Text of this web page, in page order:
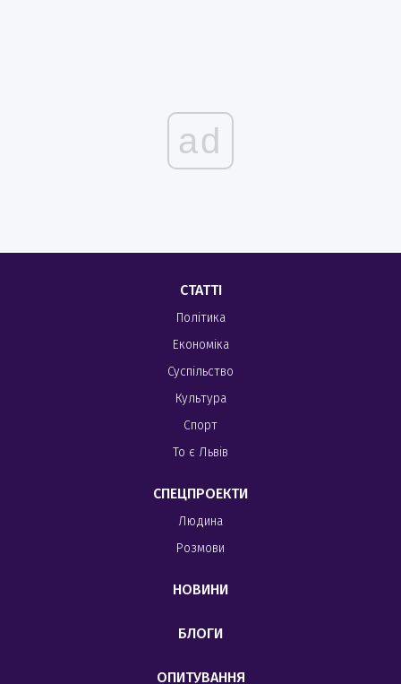
ad
СТАТТІ
Політика
Економіка
Суспільство
Культура
Спорт
То є Львів
СПЕЦПРОЕКТИ
Людина
Розмови
НОВИНИ
БЛОГИ
ОПИТУВАННЯ